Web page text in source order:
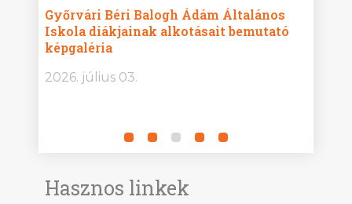
Győrvári Béri Balogh Ádám Általános
Iskola diákjainak alkotásait bemutató
képgaléria
2026. július 03.
Hasznos linkek